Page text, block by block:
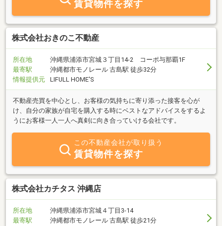
賃貸物件を探す
株式会社おきのこ不動産
所在地
沖縄県浦添市宮城３丁目14-2 コーポ与那覇1F
最寄駅
沖縄都市モノレール 古島駅 徒歩32分
情報提供元
LIFULL HOME'S
不動産売買を中心とし、お客様の気持ちに寄り添った接客を心が
け、自分の家族が自宅を購入する時にベストなアドバイスをするよ
うにお客様一人一人へ真剣に向き合っていける会社です。
この不動産会社が取り扱う
賃貸物件を探す
株式会社カチタス 沖縄店
所在地
沖縄県浦添市宮城４丁目3-14
最寄駅
沖縄都市モノレール 古島駅 徒歩21分